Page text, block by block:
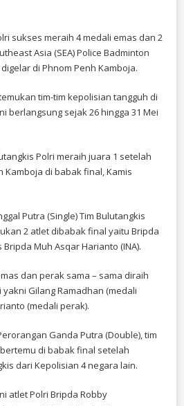
2
SEA
POLICE
2026
DI
KAMBOJA
sukses meraih 4 medali emas dan 2
Asia (SEA) Police Badminton
di Phnom Penh Kamboja.
tim-tim kepolisian tangguh di
berlangsung sejak 26 hingga 31 Mei
Polri meraih juara 1 setelah
di babak final, Kamis
Putra (Single) Tim Bulutangkis
2 atlet dibabak final yaitu Bripda
Bripda Muh Asqar Harianto (INA).
dan perak sama – sama diraih
Gilang Ramadhan (medali
(medali perak).
Ganda Putra (Double), tim
di babak final setelah
dari Kepolisian 4 negara lain.
atlet Polri Bripda Robby